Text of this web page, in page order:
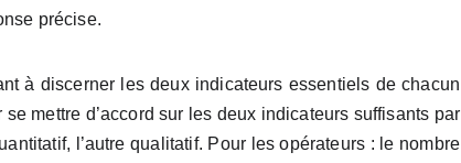
précise.
à discerner les deux indicateurs essentiels de chacun
mettre d’accord sur les deux indicateurs suffisants par
l’autre qualitatif. Pour les opérateurs : le nombre